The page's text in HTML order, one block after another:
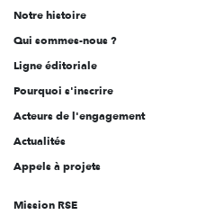
l'engagement
Notre histoire
Qui sommes-nous ?
Ligne éditoriale
Pourquoi s'inscrire
Acteurs de l'engagement
Actualités
Appels à projets
Mission RSE